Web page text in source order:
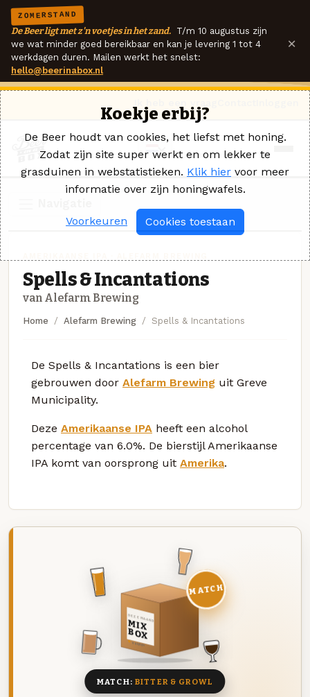
ZOMERSTAND
De Beer ligt met z'n voetjes in het zand. T/m 10 augustus zijn
we wat minder goed bereikbaar en kan je levering 1 tot 4
werkdagen duren. Mailen werkt het snelst:
hello@beerinabox.nl
×
Spells & Incantations
van Alefarm Brewing
Home Alefarm Brewing Spells & Incantations
De Spells & Incantations is een bier
gebrouwen door Alefarm Brewing uit Greve
Municipality.
Deze Amerikaanse IPA heeft een alcohol
percentage van 6.0%. De bierstijl Amerikaanse
IPA komt van oorsprong uit Amerika.
DEZE MAAND
MIX
BOX
8 BIEREN
MATCH
MATCH: BITTER & GROWL
Koekje erbij?
De Beer houdt van cookies, het liefst met honing.
Zodat zijn site super werkt en om lekker te
grasduinen in webstatistieken. Klik hier voor meer
informatie over zijn honingwafels.
Voorkeuren Cookies toestaan